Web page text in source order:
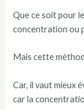
Que ce soit pour
concentration ou
Mais cette
Car, il vaut mieux
car la